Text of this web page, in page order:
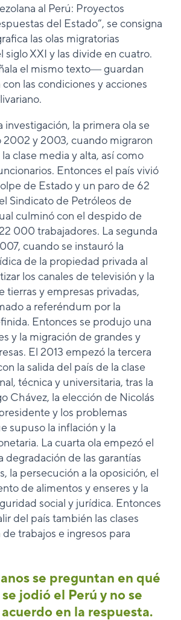
al Perú: Proyectos
del Estado”, se consigna
las olas migratorias
siglo XXI y las divide en cuatro.
el mismo texto― guardan
las condiciones y acciones
investigación, la primera ola se
2002 y 2003, cuando migraron
clase media y alta, así como
Entonces el país vivió
de Estado y un paro de 62
Sindicato de Petróleos de
culminó con el despido de
000 trabajadores. La segunda
cuando se instauró la
de la propiedad privada al
los canales de televisión y la
tierras y empresas privadas,
a referéndum por la
Entonces se produjo una
y la migración de grandes y
El 2013 empezó la tercera
la salida del país de la clase
técnica y universitaria, tras la
Chávez, la elección de Nicolás
y los problemas
supuso la inflación y la
La cuarta ola empezó el
degradación de las garantías
la persecución a la oposición, el
de alimentos y enseres y la
social y jurídica. Entonces
del país también las clases
de trabajos e ingresos para
se preguntan en qué
jodió el Perú y no se
en la respuesta.